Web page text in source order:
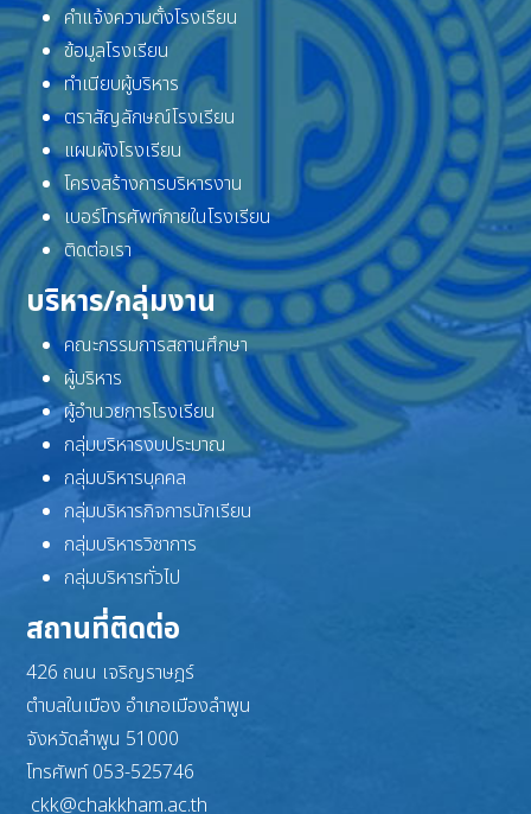
คำแจ้งความตั้งโรงเรียน
ข้อมูลโรงเรียน
ทำเนียบผู้บริหาร
ตราสัญลักษณ์โรงเรียน
แผนผังโรงเรียน
โครงสร้างการบริหารงาน
เบอร์โทรศัพท์ภายในโรงเรียน
ติดต่อเรา
บริหาร/กลุ่มงาน
คณะกรรมการสถานศึกษา
ผู้บริหาร
ผู้อำนวยการโรงเรียน
กลุ่มบริหารงบประมาณ
กลุ่มบริหารบุคคล
กลุ่มบริหารกิจการนักเรียน
กลุ่มบริหารวิชาการ
กลุ่มบริหารทั่วไป
สถานที่ติดต่อ
426 ถนน เจริญราษฎร์
ตำบลในเมือง อำเภอเมืองลำพูน
จังหวัดลำพูน 51000
โทรศัพท์ 053-525746
ckk@chakkham.ac.th